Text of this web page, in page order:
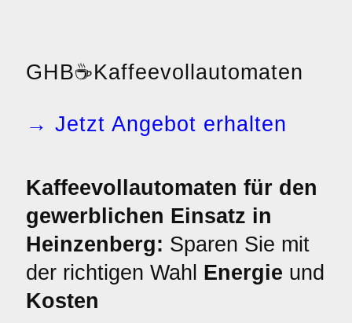
GHB☕Kaffeevollautomaten
→ Jetzt Angebot erhalten
Kaffeevollautomaten für den
gewerblichen Einsatz in
Heinzenberg: Sparen Sie mit
der richtigen Wahl Energie und
Kosten